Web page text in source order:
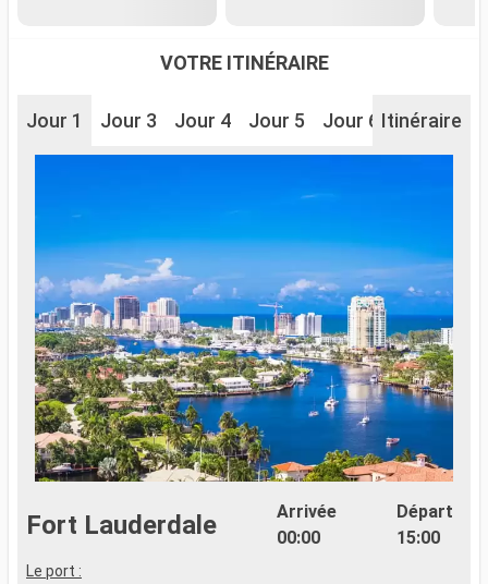
VOTRE ITINÉRAIRE
Jour 1 Jour 3 Jour 4 Jour 5 Jour 6 Jour 7
Itinéraire
Fort Lauderdale
Arrivée
00:00
Départ
15:00
Le port :